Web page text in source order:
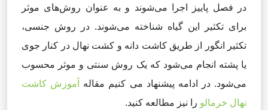
در فصل پاییز اجرا می‌شوند و به عنوان روش‌های موثر
برای تکثیر این گیاه شناخته می‌شوند. در روش جنسی،
تکثیر انگور از طریق کاشت دانه و کشت نهال در کنار جوی
یا پشته انجام می‌شود که یک روش سنتی و موثر محسوب
می‌شود. در ادامه پیشنهاد می کنیم مقاله آموزش کاشت
نهال خرمالو را نیز مطالعه کنید.